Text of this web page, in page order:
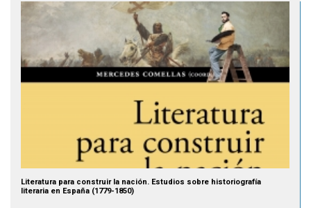
Literatura para construir la nación. Estudios sobre historiografía
literaria en España (1779-1850)